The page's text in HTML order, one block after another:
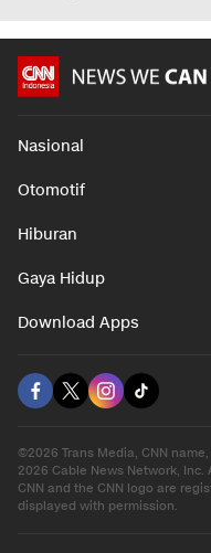
Nasional
Otomotif
Hiburan
Gaya Hidup
Download Apps
©2026 Trans Media, CNN
2026 Cable News Network, Inc.
CNN and the CNN logo are
displayed with permission.